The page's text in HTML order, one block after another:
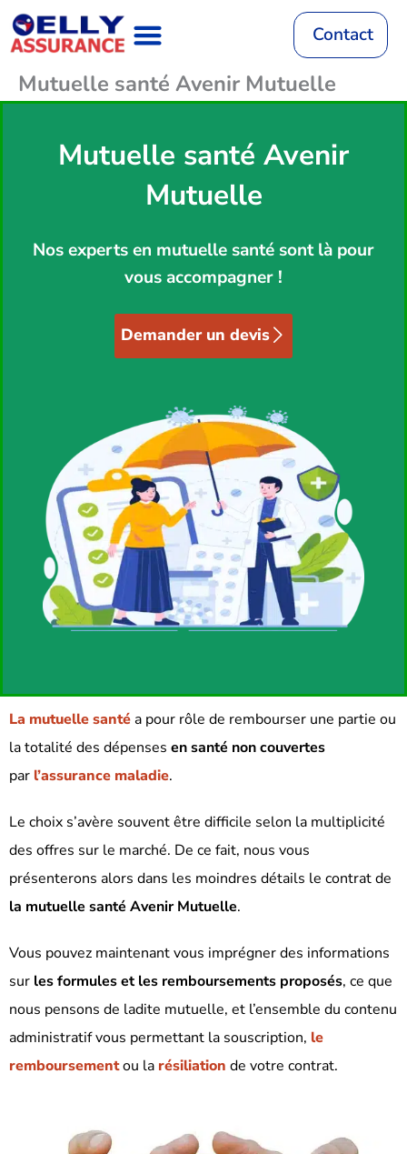
au
contenu
Contact
Mutuelle santé Avenir Mutuelle
Mutuelle santé Avenir
Mutuelle
Nos experts en mutuelle santé sont là pour
vous accompagner !
Demander un devis
La mutuelle santéa pour rôle de rembourser une partie ou
la totalité des dépenses en santé non couvertes
par l’assurance maladie.
Le choix s’avère souvent être difficile selon la multiplicité
des offres sur le marché. De ce fait, nous vous
présenterons alors dans les moindres détails le contrat de
la mutuelle santé Avenir Mutuelle.
Vous pouvez maintenant vous imprégner des informations
sur les formules et les remboursements proposés, ce que
nous pensons de ladite mutuelle, et l’ensemble du contenu
administratif vous permettant la souscription, le
remboursementou la résiliation de votre contrat.